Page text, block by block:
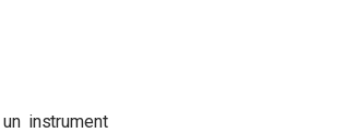
instrument